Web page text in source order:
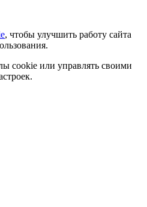
, чтобы улучшить работу сайта
cookie или управлять своими